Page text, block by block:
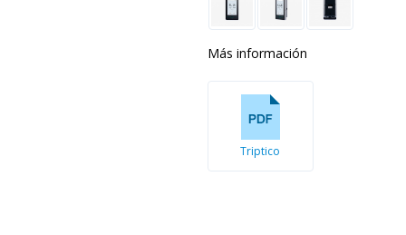
Más información
Tríptico